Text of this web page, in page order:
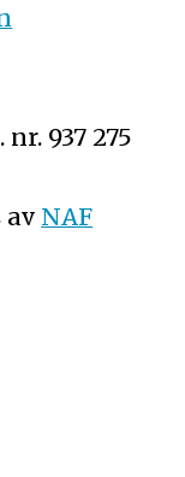
937 275
av NAF